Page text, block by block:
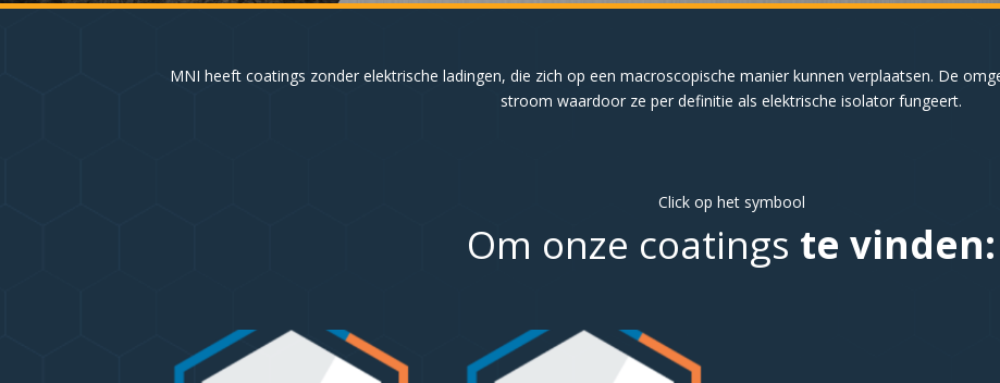
MNI heeft coatings zonder elektrische ladingen, die zich op een macroscopische manier kunnen verplaatsen. De
stroom waardoor ze per definitie als elektrische isolator fungeert.
Click op het symbool
Om onze coatings te vinden: